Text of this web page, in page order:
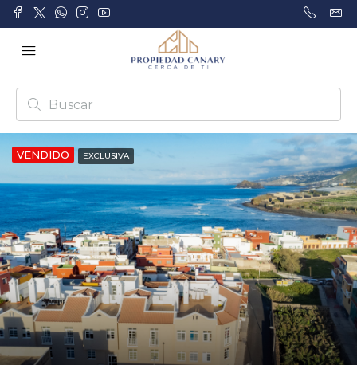
VENDIDO EXCLUSIVA